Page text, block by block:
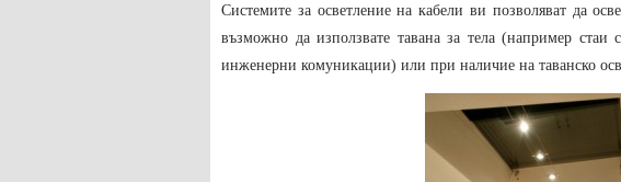
Системите за осветление на кабели ви позволяват да
възможно да използвате тавана за тела (например
инженерни комуникации) или при наличие на таванско